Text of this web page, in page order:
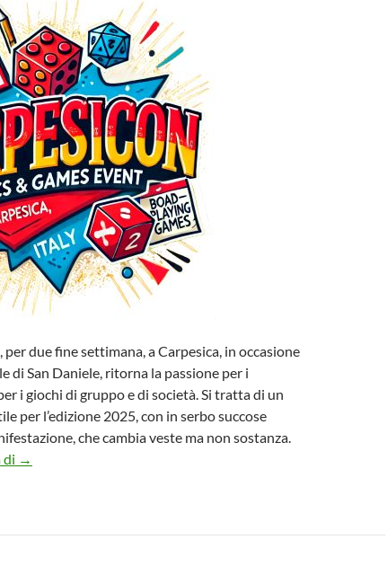
per due fine settimana, a Carpesica, in occasione
di San Daniele, ritorna la passione per i
i giochi di gruppo e di società. Si tratta di un
per l’edizione 2025, con in serbo succose
che cambia veste ma non sostanza.
di Prima rassegna di “CarpesiCon. Comics & Games Event” a
→